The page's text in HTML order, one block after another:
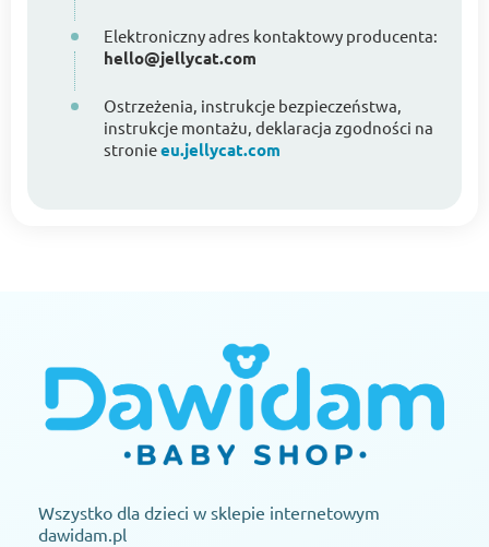
Elektroniczny adres kontaktowy producenta:
hello@jellycat.com
Ostrzeżenia, instrukcje bezpieczeństwa,
instrukcje montażu, deklaracja zgodności na
stronieeu.jellycat.com
Wszystko dla dzieci w sklepie internetowym
dawidam.pl